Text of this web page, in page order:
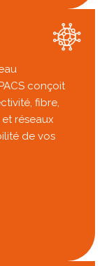
conçoit
fibre,
réseaux
de vos